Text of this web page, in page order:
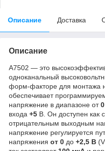
Описание Доставка
Описание
A7502 — это
одноканальный
форм-факторе для монтажа
обеспечивает
напряжение в диапазоне от0
входа +5 В. Он доступен как
отрицательным выходным
напряжение регулируется
напряжения от 0 до +2,5 В